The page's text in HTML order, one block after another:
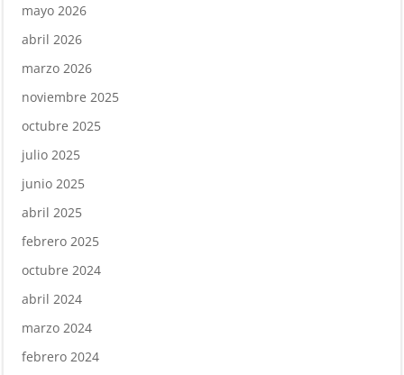
mayo 2026
abril 2026
marzo 2026
noviembre 2025
octubre 2025
julio 2025
junio 2025
abril 2025
febrero 2025
octubre 2024
abril 2024
marzo 2024
febrero 2024